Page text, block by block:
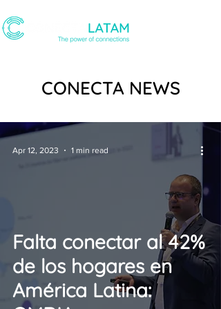
CONECTA NEWS
Falta conectar al 42%
de los hogares en
América Latina:
Apr 12, 2023 1 min read